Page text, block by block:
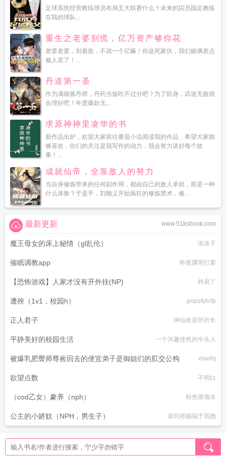
足球系统经营教练球员布局五大联赛什么？未来的囚员国足教练
在我的球队...
重生之老婆别慌，亿万资产够你花
老婆老婆，别着急，不就一个亿嘛！你这死家伙，我们娘俩差点
被人卖了！...
丹道第一圣
作为满级炼丹师，丹药当饭吃不过分吧？为了防身，武道无敌很
合理好吧！年度爆款无...
求原神神里凌华的书
新作品出炉，欢迎大家前往番茄小说阅读我的作品，希望大家能
够喜欢，你们的关注是我写作的动力，我会努力讲好每个故
事！...
成就仙帝，全靠敌人的努力
当自身修炼带来的任何副作用，都由自己的敌人承担，那是一种
什么体验？于是乎，刘顺义开始疯狂的修炼禁术，修...
www.51ksbook.com
最新更新
魔王母女的床上秘情（gl乱伦） 洛洛子
催眠调教app 昨夜骤雨打窗
【恐怖游戏】人家才没有开外挂(NP) 梓易丫
遭殃（1v1，校园h） popofyhrfp
正人君子 神仙收容所所长
平静美好的校园生活 一个兴趣使然的牛头人
被爆乳肥臀师尊捡回去的便宜弟子是御姐们的肛交公狗 xhwlhj
欲望点数 不明白
（cod乙女）豢养（nph） 粉色蒸馏水
公主的小娇奴（NPH，男生子） 请药师赐福于我胞